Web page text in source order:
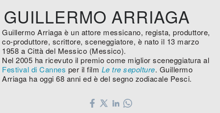
GUILLERMO ARRIAGA
Guillermo Arriaga è un attore messicano, regista, produttore,
co-produttore, scrittore, sceneggiatore, è nato il 13 marzo
1958 a Città del Messico (Messico).
Nel 2005 ha ricevuto il premio come miglior sceneggiatura al
Festival di Cannes per il film Le tre sepolture. Guillermo
Arriaga ha oggi 68 anni ed è del segno zodiacale Pesci.